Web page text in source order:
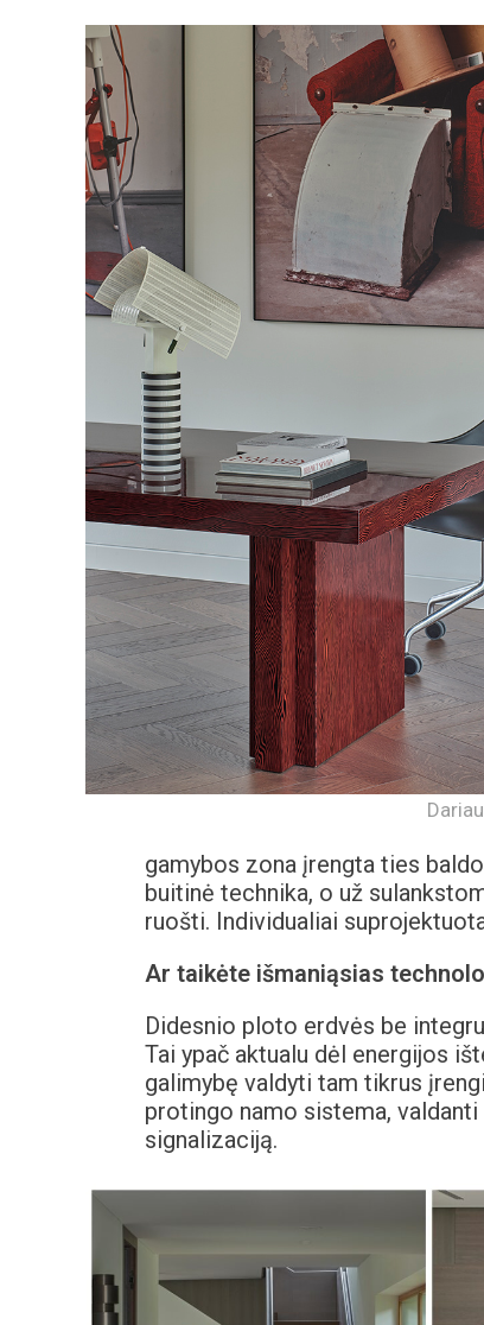
gamybos zona įrengta ties
buitinė technika, o už
ruošti. Individualiai
Ar taikėte išmaniąsias
Didesnio ploto erdvės be
Tai ypač aktualu dėl energijos
galimybę valdyti tam tikrus
protingo namo sistema,
signalizaciją.